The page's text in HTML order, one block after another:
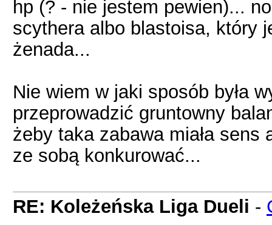
hp (? - nie jestem pewien)...
scythera albo blastoisa, który
żenada...
Nie wiem w jaki sposób była
przeprowadzić gruntowny
żeby taka zabawa miała
ze sobą konkurować...
RE: Koleżeńska Liga Dueli -